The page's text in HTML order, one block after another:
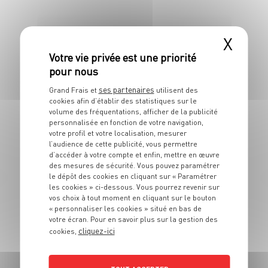
ENTRÉE
Bruschetta aux
olives, tomates
séchées et fromage
frais
4 pers. 10 min 5 min
X
Grand Frais et ses partenaires utilisent des
cookies afin d’établir des statistiques sur le
volume des fréquentations, afficher de la publicité
personnalisée en fonction de votre navigation,
votre profil et votre localisation, mesurer
l’audience de cette publicité, vous permettre
d’accéder à votre compte et enfin, mettre en œuvre
des mesures de sécurité. Vous pouvez paramétrer
le dépôt des cookies en cliquant sur « Paramétrer
les cookies » ci-dessous. Vous pourrez revenir sur
vos choix à tout moment en cliquant sur le bouton
« personnaliser les cookies » situé en bas de
votre écran. Pour en savoir plus sur la gestion des
cookies, cliquez-ici